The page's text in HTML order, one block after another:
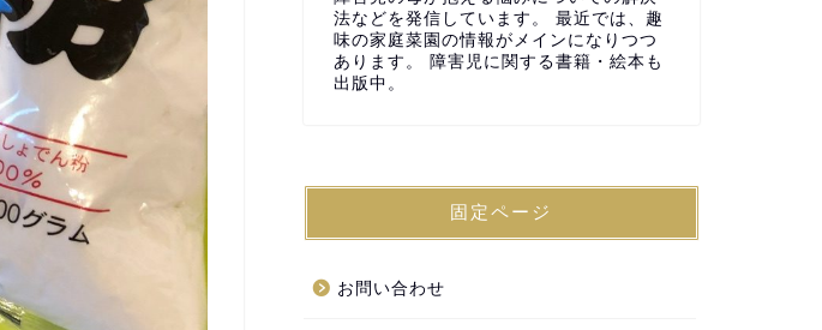
法などを発信しています。 最近では、趣
味の家庭菜園の情報がメインになりつつ
あります。 障害児に関する書籍・絵本も
出版中。
固定ページ
お問い合わせ